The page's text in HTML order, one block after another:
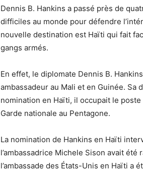
Dennis B. Hankins a passé près de
difficiles au monde pour défendre
nouvelle destination est Haïti qui fait
gangs armés.
En effet, le diplomate Dennis B.
ambassadeur au Mali et en Guinée. Sa
nomination en Haïti, il occupait le
Garde nationale au Pentagone.
La nomination de Hankins en Haïti
l’ambassadrice Michele Sison avait
l’ambassade des États-Unis en Haïti a